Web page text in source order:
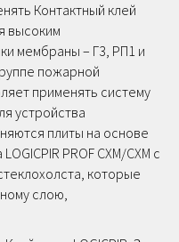
Контактный клей
высоким
мембраны – Г3, РП1 и
пожарной
применять систему
устройства
плиты на основе
PROF СХМ/СХМ с
которые
слою,